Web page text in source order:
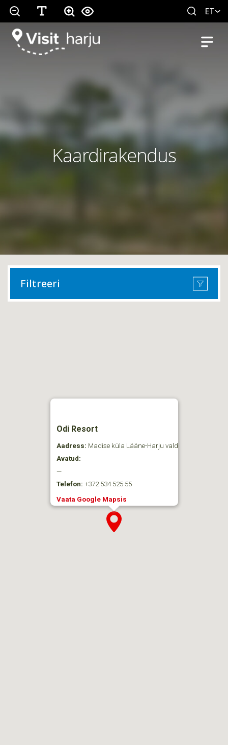
ET
Kaardirakendus
Filtreeri
Odi Resort
Aadress: Madise küla Lääne-Harju vald
Avatud:
—
Telefon: +372 534 525 55
Vaata Google Mapsis